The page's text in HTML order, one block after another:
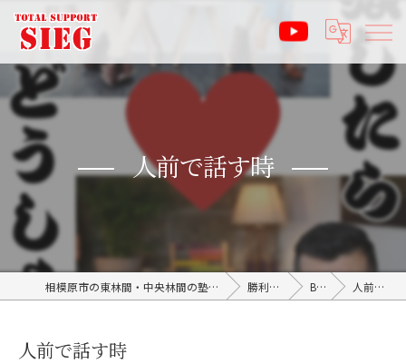
人前で話す時
相模原市の東林間・中央林間の塾なら受験サポート塾ジーク SIEG 勝利のブログ BLOG 人前で話す時
人前で話す時